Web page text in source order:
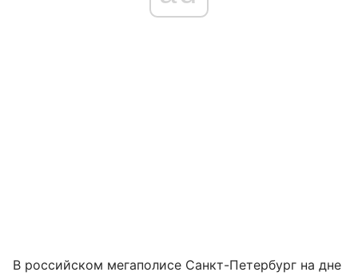
В российском мегаполисе Санкт-Петербург на дне